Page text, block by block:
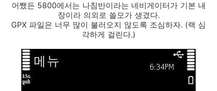
어쨌든 5800에서는 나침반이라는 네비게이터가 기본 내
장이라 의외로 쓸모가 생겼다.
GPX 파일은 너무 많이 불러오지 않도록 조심하자. (랙 심
각하게 걸린다.)